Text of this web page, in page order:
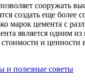
сооружать
создать еще
марок цемента с
является одним
и ценности
и полезные советы